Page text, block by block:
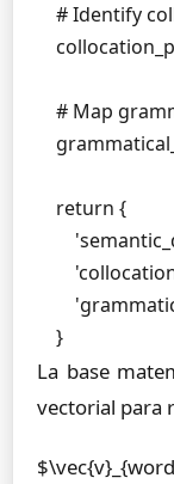
# Identify
# Map
    return {
    }
La base
vectorial para